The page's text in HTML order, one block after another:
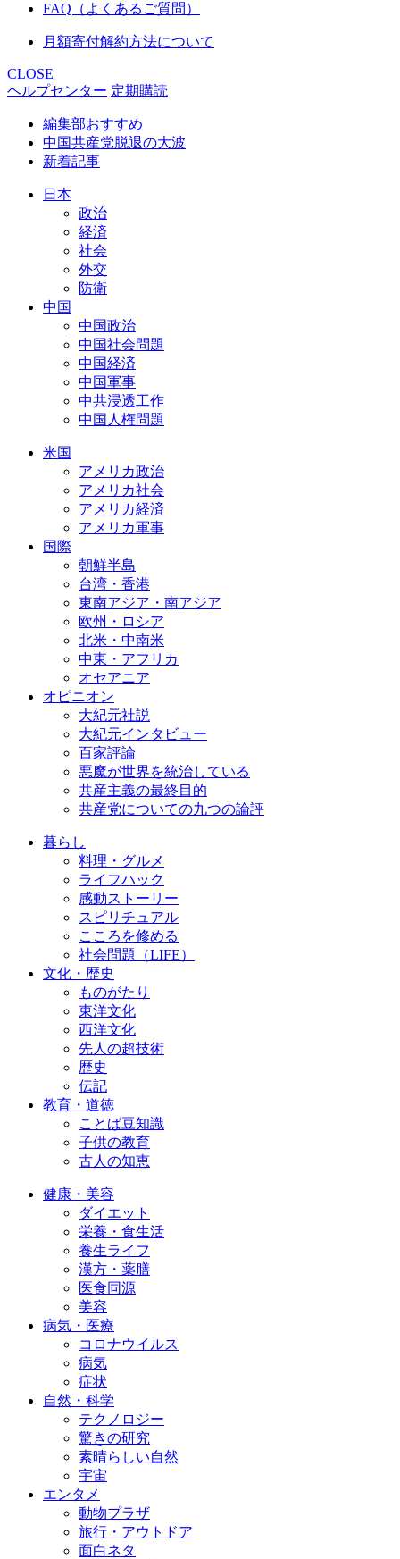
FAQ（よくあるご質問）
月額寄付解約方法について
CLOSE
ヘルプセンター 定期購読
編集部おすすめ
中国共産党脱退の大波
新着記事
日本
政治
経済
社会
外交
防衛
中国
中国政治
中国社会問題
中国経済
中国軍事
中共浸透工作
中国人権問題
米国
アメリカ政治
アメリカ社会
アメリカ経済
アメリカ軍事
国際
朝鮮半島
台湾・香港
東南アジア・南アジア
欧州・ロシア
北米・中南米
中東・アフリカ
オセアニア
オピニオン
大紀元社説
大紀元インタビュー
百家評論
悪魔が世界を統治している
共産主義の最終目的
共産党についての九つの論評
暮らし
料理・グルメ
ライフハック
感動ストーリー
スピリチュアル
こころを修める
社会問題（LIFE）
文化・歴史
ものがたり
東洋文化
西洋文化
先人の超技術
歴史
伝記
教育・道徳
ことば豆知識
子供の教育
古人の知恵
健康・美容
ダイエット
栄養・食生活
養生ライフ
漢方・薬膳
医食同源
美容
病気・医療
コロナウイルス
病気
症状
自然・科学
テクノロジー
驚きの研究
素晴らしい自然
宇宙
エンタメ
動物プラザ
旅行・アウトドア
面白ネタ